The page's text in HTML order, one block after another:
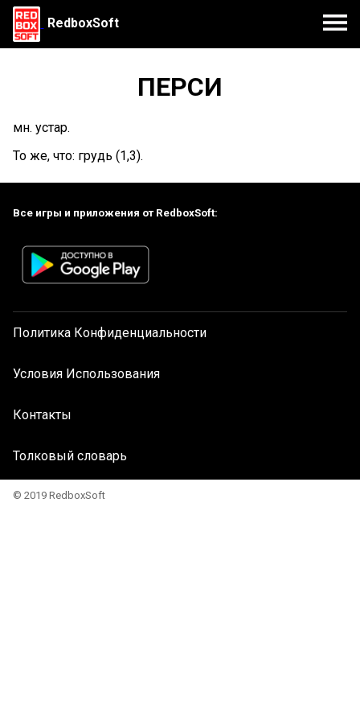
RedboxSoft
ПЕРСИ
мн. устар.
То же, что: грудь (1,3).
Все игры и приложения от RedboxSoft:
Политика Конфиденциальности
Условия Использования
Контакты
Толковый словарь
© 2019 RedboxSoft